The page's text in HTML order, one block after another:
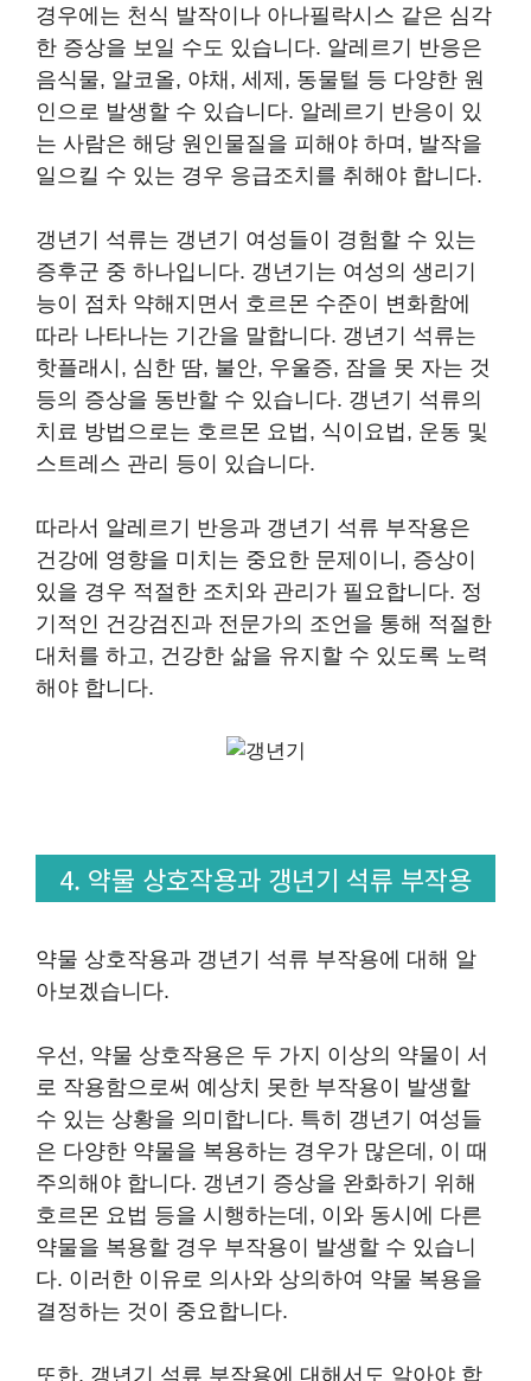
경우에는 천식 발작이나 아나필락시스 같은 심각
한 증상을 보일 수도 있습니다. 알레르기 반응은
음식물, 알코올, 야채, 세제, 동물털 등 다양한 원
인으로 발생할 수 있습니다. 알레르기 반응이 있
는 사람은 해당 원인물질을 피해야 하며, 발작을
일으킬 수 있는 경우 응급조치를 취해야 합니다.
갱년기 석류는 갱년기 여성들이 경험할 수 있는
증후군 중 하나입니다. 갱년기는 여성의 생리기
능이 점차 약해지면서 호르몬 수준이 변화함에
따라 나타나는 기간을 말합니다. 갱년기 석류는
핫플래시, 심한 땀, 불안, 우울증, 잠을 못 자는 것
등의 증상을 동반할 수 있습니다. 갱년기 석류의
치료 방법으로는 호르몬 요법, 식이요법, 운동 및
스트레스 관리 등이 있습니다.
따라서 알레르기 반응과 갱년기 석류 부작용은
건강에 영향을 미치는 중요한 문제이니, 증상이
있을 경우 적절한 조치와 관리가 필요합니다. 정
기적인 건강검진과 전문가의 조언을 통해 적절한
대처를 하고, 건강한 삶을 유지할 수 있도록 노력
해야 합니다.
4. 약물 상호작용과 갱년기 석류 부작용
약물 상호작용과 갱년기 석류 부작용에 대해 알
아보겠습니다.
우선, 약물 상호작용은 두 가지 이상의 약물이 서
로 작용함으로써 예상치 못한 부작용이 발생할
수 있는 상황을 의미합니다. 특히 갱년기 여성들
은 다양한 약물을 복용하는 경우가 많은데, 이 때
주의해야 합니다. 갱년기 증상을 완화하기 위해
호르몬 요법 등을 시행하는데, 이와 동시에 다른
약물을 복용할 경우 부작용이 발생할 수 있습니
다. 이러한 이유로 의사와 상의하여 약물 복용을
결정하는 것이 중요합니다.
또한, 갱년기 석류 부작용에 대해서도 알아야 합